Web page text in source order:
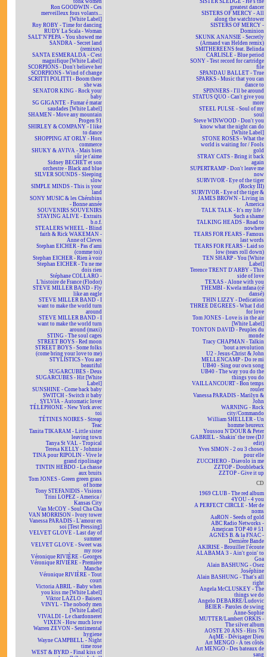
tonk women
Ron GOODWIN - Ces
merveilleux fous volants...
[White Label]
Roy ROBY - Time for dancing
RUDY La Scala - Woman
SALT'N'PEPA - You showed me
SANDRA - Secret land
(remixes)
SANTA ESMERALDA - C'est
magnifique [White Label]
SCORPIONS - Don't believe her
SCORPIONS - Wind of change
SCRITTI POLITTI - Boom there
she was
SENATOR KING - Rock your
baby
SG GIGANTE - Fumar é matar
saudades [White Label]
SHAMEN - Move any mountain
Progen 91
SHIRLEY & COMPANY - I like
to dance
SHOPPING AT ORLY - Hors
commerce
SHUKY & AVIVA - Mais bien
sûr je t'aime
Sidney BECHET et son
orchestre - Black and blue
SILVER SOUNDS - Sleeping
slow
SIMPLE MINDS - This is your
land
SONY MUSIC & les Chérubins
- Bonne année
SOUVENIRS SOUVENIRS
STAYING ALIVE - Extraits
b.o.f.
STEALERS WHEEL - Blind
faith & Rick WAKEMAN -
Anne of Cleves
Stephan EICHER - Pas d'ami
(comme toi)
Stephan EICHER - Rien à voir
Stephan EICHER - Tu ne me
dois rien
Stéphane COLLARO -
L'histoire de France (Flodor)
STEVE MILLER BAND - Fly
like an eagle
STEVE MILLER BAND - I
want to make the world turn
around
STEVE MILLER BAND - I
want to make the world turn
around (maxi)
STING - The soul cages
STREET BOYS - Red moon
STREET BOYS - Some folks
(come bring your love to me)
STYLISTICS - You are
beautiful
SUGARCUBES - Deus
SUGARCUBES - Hit [White
Label]
SUNSHINE - Come back baby
SWITCH - Switch it baby
SYLVIA - Automatic lover
TÉLÉPHONE - New York avec
toi
TÉTINES NOIRES - Streap
Teac
Tanita TIKARAM - Little sister
leaving town
Tanya St VAL - Tropical
Teresa KELLY - Johnnie
TINA pour RIPOLIN - Vive le
grand ripolinage
TINTIN HEBDO - La chasse
aux bruits
Tom JONES - Green green grass
of home
Tony STEFANIDIS - Visions
Trini LOPEZ - America /
Kansas City
Van McCOY - Soul Cha Cha
VAN MORRISON - Ivory tower
Vanessa PARADIS - L'amour en
soi [Test Pressing]
VELVET GLOVE - Last day of
summer
VELVET GLOVE - Sweet was
my rose
Véronique RIVIÈRE - Georges
Véronique RIVIÈRE - Première
Manche
Véronique RIVIÈRE - Tout
court
Victoria ABRIL - Baby when
you kiss me [White Label]
Viktor LAZLO - Baisers
VINYL - The nobody men
[White Label]
VIVALDI - Le chardonneret
VIXEN - How much love
Warren ZEVON - Sentimental
hygiene
Wayne CAMPBELL - Night
time rose
WEST & BYRD - Final kiss of
SISTER SLEDGE - He's the
greatest dancer
SISTERS OF MERCY - All
along the watchtower
SISTERS OF MERCY -
Dominion
SKUNK ANANSIE - Secretly
(Armand van Helden remix)
SMITHEREENS feat. Belinda
CARLISLE - Blue period
SONY - Test record for cartridge
file
SPANDAU BALLET - True
SPARKS - Music that you can
dance to
SPINNERS - I'll be around
STATUS QUO - Can't give you
more
STEEL PULSE - Soul of my
soul
Steve WINWOOD - Don't you
know what the night can do
[White Label]
STONE ROSES - What the
world is waiting for / Fools
gold
STRAY CATS - Bring it back
again
SUPERTRAMP - Don't leave me
now
SURVIVOR - Eye of the tiger
(Rocky III)
SURVIVOR - Eye of the tiger &
JAMES BROWN - Living in
America
TALK TALK - It's my life /
Such a shame
TALKING HEADS - Road to
nowhere
TEARS FOR FEARS - Famous
last words
TEARS FOR FEARS - Laid so
low (tears roll down)
TEN SHARP - You [White
Label]
Terence TRENT D'ARBY - This
side of love
TEXAS - Alone with you
THEMBI - Kwela mfana (cé
dansé)
THIN LIZZY - Dedication
THREE DEGREES - What I did
for love
Tom JONES - Love is in the air
[White Label]
TONTON DAVID - Peuples du
monde
Tracy CHAPMAN - Talkin
'bout a revolution
U2 - Jesus-Christ & John
MELLENCAMP - Do re mi
UB40 - Sing our own song
UB40 - The way you do the
things you do
VAILLANCOURT - Bon temps
rouler
Vanessa PARADIS - Marilyn &
John
WARNING - Rock
city/Commando
William SHELLER - Un
homme heureux
Youssou N'DOUR & Peter
GABRIEL - Shakin' the tree (DJ
edit)
Yves SIMON - 2 ou 3 choses
pour elle
ZUCCHERO - Diavolo in me
ZZTOP - Doubleback
ZZTOP - Give it up
CD
1969 CLUB - The red album
4YOU - 4 you
A PERFECT CIRCLE - Mer de
noms
AaRON - Seeds of gold
ABC Radio Networks -
American TOP 40 # 51
AGNÈS B. & la FNAC -
Dernière Bande
AKIRISE - Brouiller l'écoute
ALABAMA 3 - Ain't goin' to
Goa
Alain BASHUNG - Osez
Joséphine
Alain BASHUNG - That's all
right
Angela McCLUSKEY - The
things we do
Angelo DEBARRE/Ludovic
BEIER - Paroles de swing
Anne-Sophie
MUTTER/Lambert ORKIS -
The silver album
AOSTE 20 ANS - Hits 76
AqME - Dévisager Dieu
Art MENGO - À tes côtés
Art MENGO - Des bateaux de
sang